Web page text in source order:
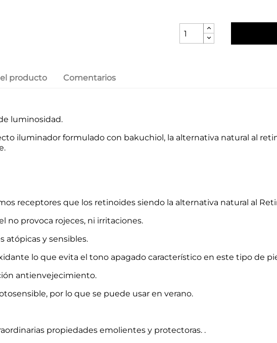
producto Comentarios
luminosidad.
iluminador formulado con bakuchiol, la alternativa natural al
receptores que los retinoides siendo la alternativa natural al
no provoca rojeces, ni irritaciones.
atópicas y sensibles.
lo que evita el tono apagado característico en este tipo de
antienvejecimiento.
por lo que se puede usar en verano.
propiedades emolientes y protectoras. .